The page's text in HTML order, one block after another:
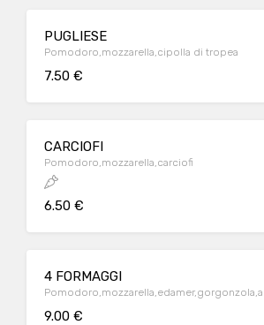
PUGLIESE
Pomodoro,mozzarella,cipolla di tropea
7.50 €
CARCIOFI
Pomodoro,mozzarella,carciofi
6.50 €
4 FORMAGGI
9.00 €